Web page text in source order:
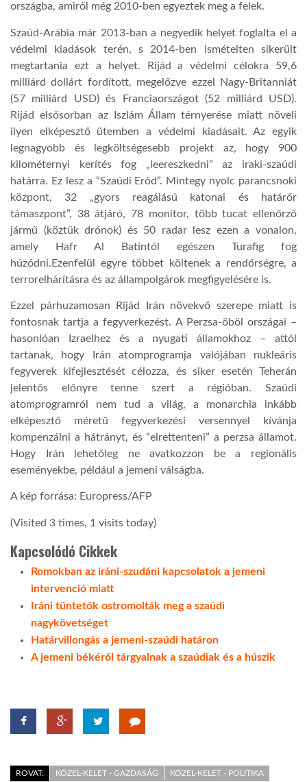
országba, amiről még 2010-ben egyeztek meg a felek.
Szaúd-Arábia már 2013-ban a negyedik helyet foglalta el a
védelmi kiadások terén, s 2014-ben ismételten sikerült
megtartania ezt a helyet. Rijád a védelmi célokra 59,6
milliárd dollárt fordított, megelőzve ezzel Nagy-Britanniát
(57 milliárd USD) és Franciaországot (52 milliárd USD).
Rijád elsősorban az Iszlám Állam térnyerése miatt növeli
ilyen elképesztő ütemben a védelmi kiadásait. Az egyik
legnagyobb és legköltségesebb projekt az, hogy 900
kilométernyi kerítés fog „leereszkedni” az iraki-szaúdi
határra. Ez lesz a “Szaúdi Erőd”. Mintegy nyolc parancsnoki
központ, 32 „gyors reagálású katonai és határőr
támaszpont”, 38 átjáró, 78 monitor, több tucat ellenőrző
jármű (köztük drónok) és 50 radar lesz ezen a vonalon,
amely Hafr Al Batintól egészen Turafig fog
húzódni.Ezenfelül egyre többet költenek a rendőrségre, a
terrorelhárításra és az állampolgárok megfigyelésére is.
Ezzel párhuzamosan Rijád Irán növekvő szerepe miatt is
fontosnak tartja a fegyverkezést. A Perzsa-öböl országai –
hasonlóan Izraelhez és a nyugati államokhoz – attól
tartanak, hogy Irán atomprogramja valójában nukleáris
fegyverek kifejlesztését célozza, és siker esetén Teherán
jelentős előnyre tenne szert a régióban. Szaúdi
atomprogramról nem tud a világ, a monarchia inkább
elképesztő méretű fegyverkezési versennyel kívánja
kompenzálni a hátrányt, és “elrettenteni” a perzsa államot.
Hogy Irán lehetőleg ne avatkozzon be a regionális
eseményekbe, például a jemeni válságba.
A kép forrása: Europress/AFP
(Visited 3 times, 1 visits today)
Kapcsolódó Cikkek
Romokban az iráni-szudáni kapcsolatok a jemeni
intervenció miatt
Iráni tüntetők ostromolták meg a szaúdi
nagykövetséget
Határvillongás a jemeni-szaúdi határon
A jemeni békéről tárgyalnak a szaúdiak és a húszik
ROVAT: KÖZEL-KELET - GAZDASÁG KÖZEL-KELET - POLITIKA